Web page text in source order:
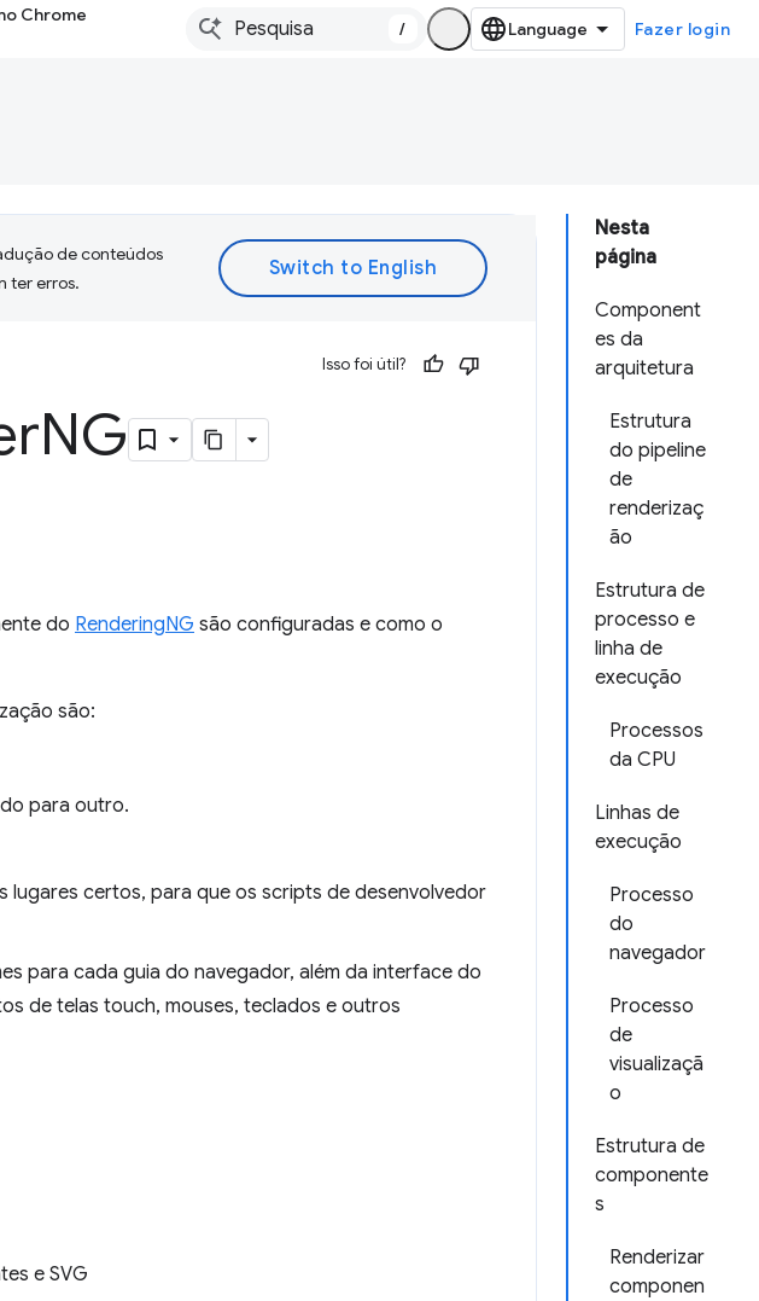
Chrome
/ Fazer login
Nesta
página
Component
es da
arquitetura
Estrutura
do pipeline
de
renderizaç
ão
Estrutura de
processo e
linha de
execução
Processos
da CPU
Linhas de
execução
Processo
do
navegador
Processo
de
visualizaçã
o
Estrutura de
componente
s
Renderizar
componen
de conteúdos
ter erros.
Isso foi útil?
NG
do RenderingNG são configuradas e como o
são:
para outro.
lugares certos, para que os scripts de desenvolvedor
para cada guia do navegador, além da interface do
de telas touch, mouses, teclados e outros
e SVG